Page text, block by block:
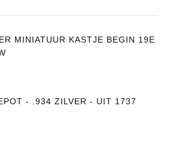
MINIATUUR KASTJE BEGIN 19E
- .934 ZILVER - UIT 1737